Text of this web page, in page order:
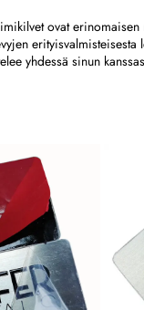
ovat
erityisvalmisteisesta
yhdessä sinun